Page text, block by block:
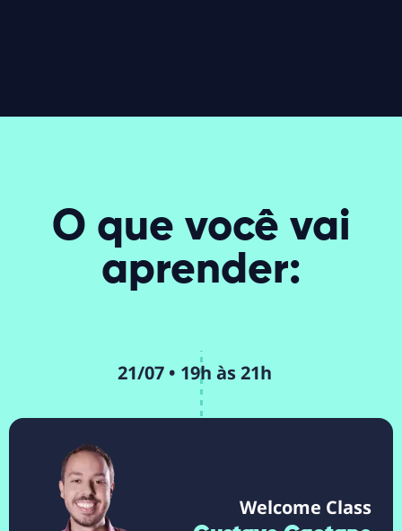
O que você vai
aprender:
21/07 • 19h às 21h
Welcome Class